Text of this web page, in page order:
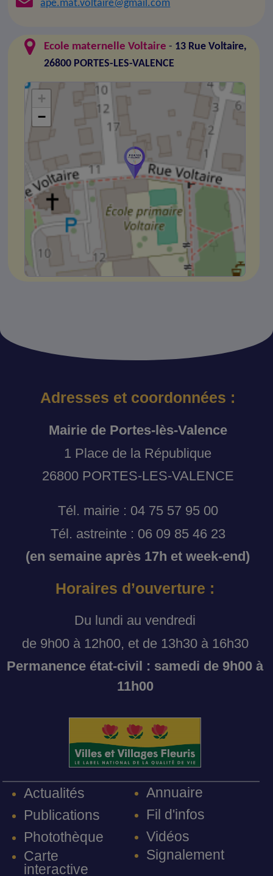
ape.mat.voltaire@gmail.com
Ecole maternelle Voltaire - 13 Rue Voltaire,
26800 PORTES-LES-VALENCE
+
−
Adresses et coordonnées :
Mairie de Portes-lès-Valence
1 Place de la République
26800 PORTES-LES-VALENCE
Tél. mairie : 04 75 57 95 00
Tél. astreinte : 06 09 85 46 23
(en semaine après 17h et week-end)
Horaires d’ouverture :
Du lundi au vendredi
de 9h00 à 12h00, et de 13h30 à 16h30
Permanence état-civil : samedi de 9h00 à
11h00
Actualités
Publications
Photothèque
Carte
interactive
Annuaire
Fil d'infos
Vidéos
Signalement